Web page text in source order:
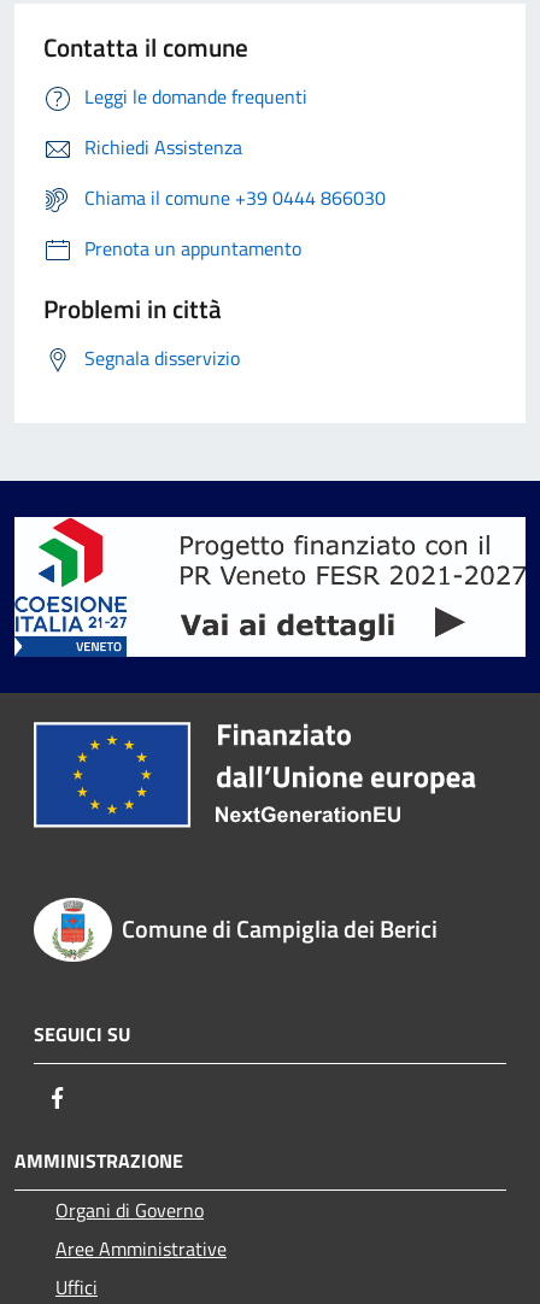
Contatta il comune
Leggi le domande frequenti
Richiedi Assistenza
Chiama il comune +39 0444 866030
Prenota un appuntamento
Problemi in città
Segnala disservizio
Comune di Campiglia dei Berici
SEGUICI SU
AMMINISTRAZIONE
Organi di Governo
Aree Amministrative
Uffici